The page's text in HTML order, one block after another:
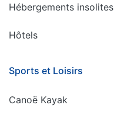
Hébergements insolites
Hôtels
Sports et Loisirs
Canoë Kayak